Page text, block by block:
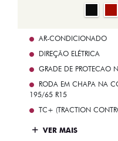
AR-CONDICIONADO
DIREÇÃO ELÉTRICA
GRADE DE PROTECAO
RODA EM CHAPA NA
195/65 R15
TC+ (TRACTION
VER MAIS